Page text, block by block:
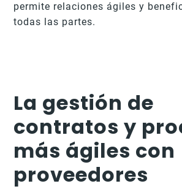
permite relaciones ágiles y
todas las partes.
La gestión de
contratos y
más ágiles con
proveedores